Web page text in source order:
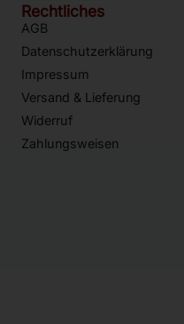
Rechtliches
AGB
Datenschutzerklärung
Impressum
Versand & Lieferung
Widerruf
Zahlungsweisen